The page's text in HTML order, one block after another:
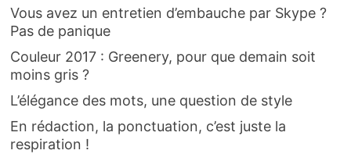
Vous avez un entretien d’embauche par Skype ?
Pas de panique
Couleur 2017 : Greenery, pour que demain soit
moins gris ?
L’élégance des mots, une question de style
En rédaction, la ponctuation, c’est juste la
respiration !